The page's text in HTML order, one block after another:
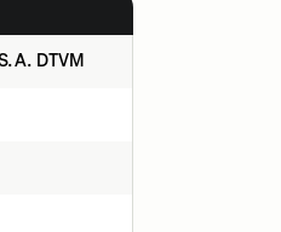
DTVM